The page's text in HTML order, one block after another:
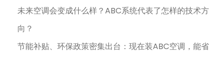
未来空调会变成什么样？ABC系统代表了怎样的技术方
向？
节能补贴、环保政策密集出台：现在装ABC空调，能省